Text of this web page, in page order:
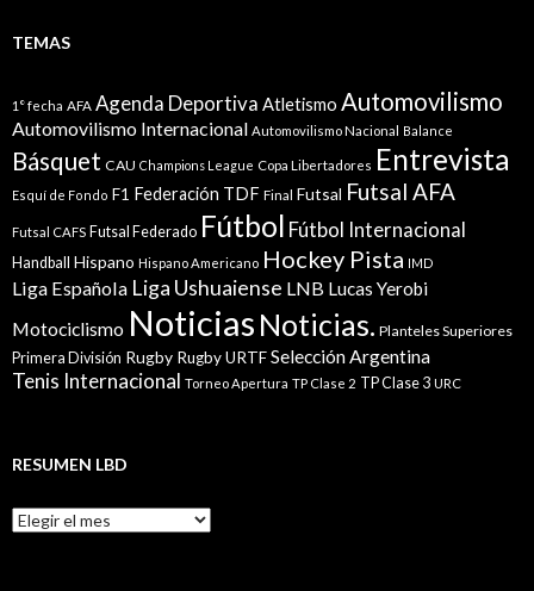
TEMAS
1° fecha AFA Agenda Deportiva Atletismo Automovilismo
Automovilismo Internacional Automovilismo Nacional Balance
Básquet CAU Champions League Copa Libertadores Entrevista
Esquí de Fondo F1 Federación TDF Final Futsal Futsal AFA
Futsal CAFS Futsal Federado Fútbol Fútbol Internacional
Handball Hispano Hispano Americano Hockey Pista IMD
Liga Española Liga Ushuaiense LNB Lucas Yerobi
Motociclismo Noticias Noticias. Planteles Superiores
Primera División Rugby Rugby URTFSelección Argentina
Tenis Internacional Torneo Apertura TP Clase 2 TP Clase 3 URC
RESUMEN LBD
Resumen
LBD